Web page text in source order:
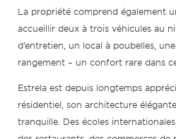
La propriété comprend également
accueillir deux à trois véhicules au
d’entretien, un local à poubelles,
rangement – un confort rare dans
Estrela est depuis longtemps
résidentiel, son architecture
tranquille. Des écoles